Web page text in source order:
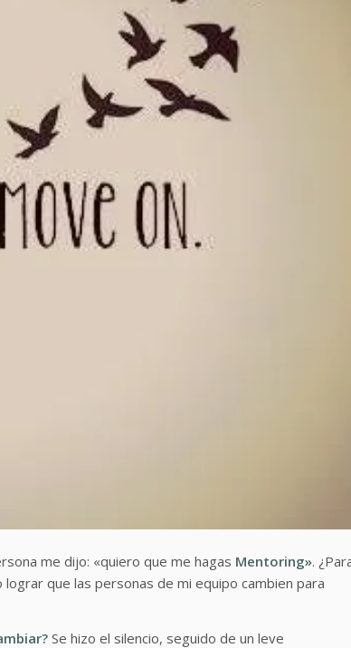
me dijo: «quiero que me hagas Mentoring».
lograr que las personas de mi equipo cambien para
Se hizo el silencio, seguido de un leve